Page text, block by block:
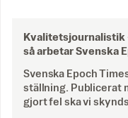
Kvalitetsjournalistik
så arbetar Svenska
Svenska Epoch
ställning. Publicerat
gjort fel ska vi